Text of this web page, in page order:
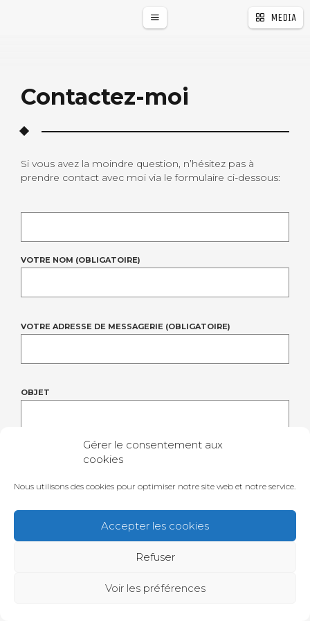
Gérer le consentement aux
cookies
Nous utilisons des cookies pour optimiser notre site web et notre service.
Accepter les cookies
Refuser
Voir les préférences
MEDIA
Contactez-moi
Si vous avez la moindre question, n’hésitez pas à
prendre contact avec moi via le formulaire ci-dessous:
VOTRE NOM (OBLIGATOIRE)
VOTRE ADRESSE DE MESSAGERIE (OBLIGATOIRE)
OBJET
VOTRE MESSAGE